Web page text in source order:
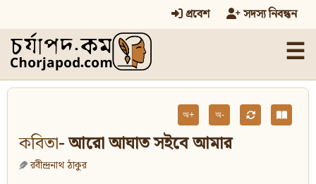
প্রবেশ সদস্য নিবন্ধন
☰
অ+ অ-
কবিতা- আরো আঘাত সইবে আমার
রবীন্দ্রনাথ ঠাকুর